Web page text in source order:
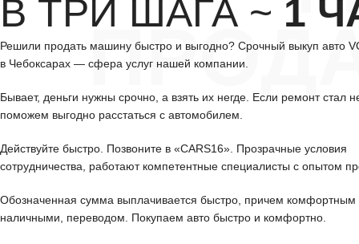
В ТРИ ШАГА ~ 1
Решили продать машину быстро и выгодно? Срочный выкуп авто
в Чебоксарах — сфера услуг нашей компании.
Бывает, деньги нужны срочно, а взять их негде. Если ремонт стал
поможем выгодно расстаться с автомобилем.
Действуйте быстро. Позвоните в «CARS16». Прозрачные условия
сотрудничества, работают компетентные специалисты с опытом
Обозначенная сумма выплачивается быстро, причем комфортным
наличными, переводом. Покупаем авто быстро и комфортно.